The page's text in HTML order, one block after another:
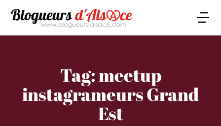
Tag: meetup
instagrameurs Grand
Est